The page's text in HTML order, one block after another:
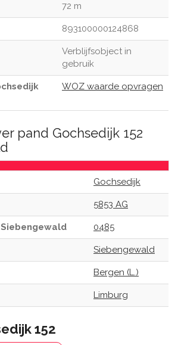
72 m
893100000124868
Verblijfsobject in
gebruik
WOZ waarde opvragen
pand Gochsedijk 152
Gochsedijk
5853 AG
0485
Siebengewald
Bergen (L.)
Limburg
152